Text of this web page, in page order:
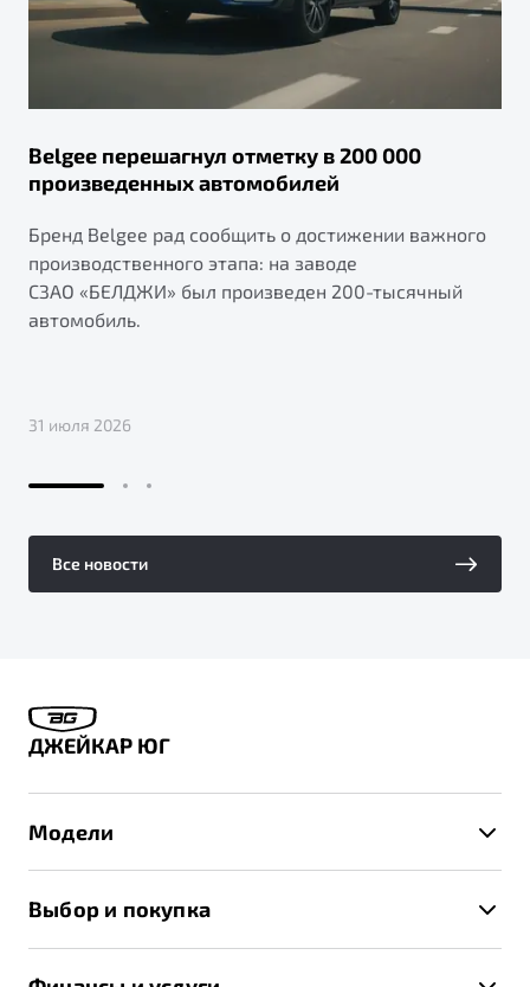
Belgee перешагнул отметку в 200 000
произведенных автомобилей
Бренд Belgee рад сообщить о достижении важного
производственного этапа: на заводе
СЗАО «БЕЛДЖИ» был произведен 200-тысячный
автомобиль.
31 июля 2026
Все новости
ДЖЕЙКАР ЮГ
Модели
X70
Выбор и покупка